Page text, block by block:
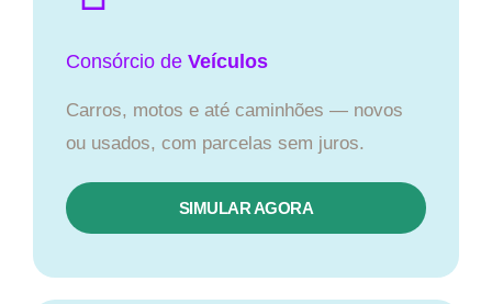
Consórcio de Veículos
Carros, motos e até caminhões — novos
ou usados, com parcelas sem juros.
SIMULAR AGORA